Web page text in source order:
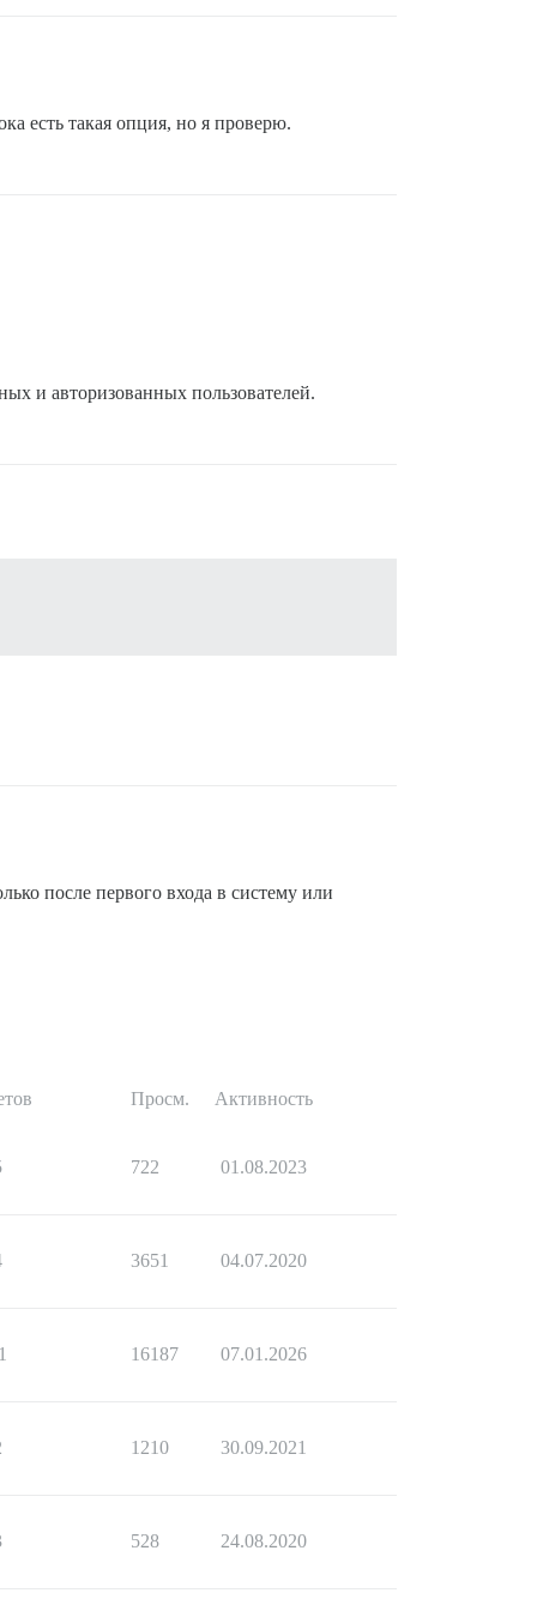
есть такая опция, но я проверю.
и авторизованных пользователей.
после первого входа в систему или
Просм. Активность
722 01.08.2023
3651 04.07.2020
16187 07.01.2026
1210 30.09.2021
528 24.08.2020